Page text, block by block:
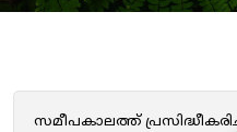
സമീപകാലത്ത്